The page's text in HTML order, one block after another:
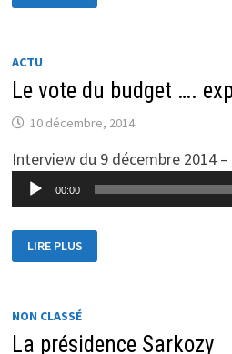
2015
ACTU
Le vote du budget ….
10 décembre, 2014
Interview du 9 décembre 2014 –
Lecteur
audio
00:00
VOTE
DU
LIRE PLUS
NON CLASSÉ
La présidence Sarkozy